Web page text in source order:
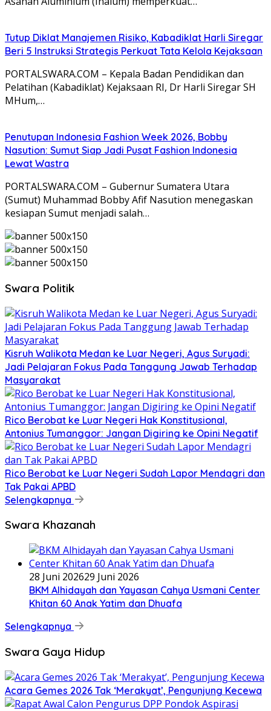
Tutup Diklat Manajemen Risiko, Kabadiklat Harli Siregar
Beri 5 Instruksi Strategis Perkuat Tata Kelola Kejaksaan
PORTALSWARA.COM – Kepala Badan Pendidikan dan
Pelatihan (Kabadiklat) Kejaksaan RI, Dr Harli Siregar SH
MHum,…
Penutupan Indonesia Fashion Week 2026, Bobby
Nasution: Sumut Siap Jadi Pusat Fashion Indonesia
Lewat Wastra
PORTALSWARA.COM – Gubernur Sumatera Utara
(Sumut) Muhammad Bobby Afif Nasution menegaskan
kesiapan Sumut menjadi salah…
Swara Politik
Kisruh Walikota Medan ke Luar Negeri, Agus Suryadi:
Jadi Pelajaran Fokus Pada Tanggung Jawab Terhadap
Masyarakat
Rico Berobat ke Luar Negeri Hak Konstitusional,
Antonius Tumanggor: Jangan Digiring ke Opini Negatif
Rico Berobat ke Luar Negeri Sudah Lapor Mendagri dan
Tak Pakai APBD
Selengkapnya
Swara Khazanah
28 Juni 202629 Juni 2026
BKM Alhidayah dan Yayasan Cahya Usmani Center
Khitan 60 Anak Yatim dan Dhuafa
Selengkapnya
Swara Gaya Hidup
Acara Gemes 2026 Tak ‘Merakyat’, Pengunjung Kecewa